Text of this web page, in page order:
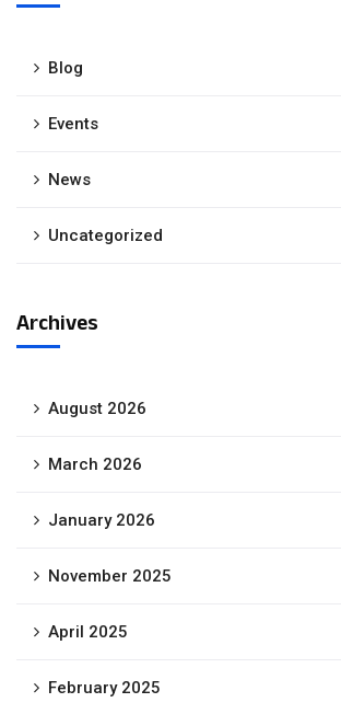
Blog
Events
News
Uncategorized
Archives
August 2026
March 2026
January 2026
November 2025
April 2025
February 2025